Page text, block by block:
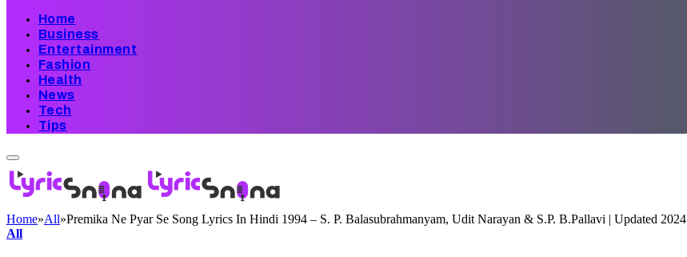
Home
Business
Entertainment
Fashion
Health
News
Tech
Tips
Home»All»Premika Ne Pyar Se Song Lyrics In Hindi 1994 – S. P. Balasubrahmanyam, Udit Narayan & S.P. B.Pallavi | Updated 2024
All